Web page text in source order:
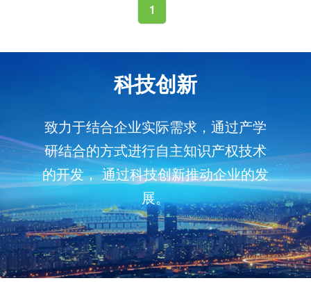
1
科技创新
致力于结合企业实际需求，通过产学
研结合的方式进行自主知识产权技术
的开发， 通过科技创新推动企业的发
展。